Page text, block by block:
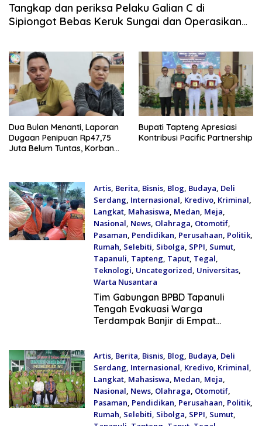
Tangkap dan periksa Pelaku Galian C di
Sipiongot Bebas Keruk Sungai dan Operasikan
Dua Bulan Menanti, Laporan
Dugaan Penipuan Rp47,75
Juta Belum Tuntas, Korban
Bupati Tapteng Apresiasi
Kontribusi Pacific Partnership
Artis, Berita, Bisnis, Blog, Budaya, Deli
Serdang, Internasional, Kredivo, Kriminal,
Langkat, Mahasiswa, Medan, Meja,
Nasional, News, Olahraga, Otomotif,
Pasaman, Pendidikan, Perusahaan, Politik,
Rumah, Selebiti, Sibolga, SPPI, Sumut,
Tapanuli, Tapteng, Taput, Tegal,
Teknologi, Uncategorized, Universitas,
Warta Nusantara
July 20, 2026
Tim Gabungan BPBD Tapanuli
Tengah Evakuasi Warga
Terdampak Banjir di Empat
Artis, Berita, Bisnis, Blog, Budaya, Deli
Serdang, Internasional, Kredivo, Kriminal,
Langkat, Mahasiswa, Medan, Meja,
Nasional, News, Olahraga, Otomotif,
Pasaman, Pendidikan, Perusahaan, Politik,
Rumah, Selebiti, Sibolga, SPPI, Sumut,